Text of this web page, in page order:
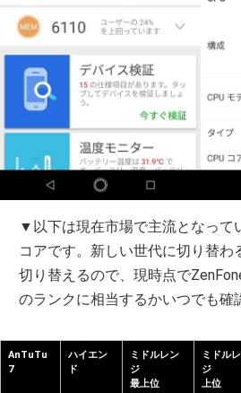
▼以下は現在市場で主流となって
コアです。新しい世代に切り替わ
切り替えるので、現時点で
のランクに相当するかいつでも確
AnTuTu
7
ハイエン
ド
ミドルレン
ジ
最上位
ミドル
ジ
上位